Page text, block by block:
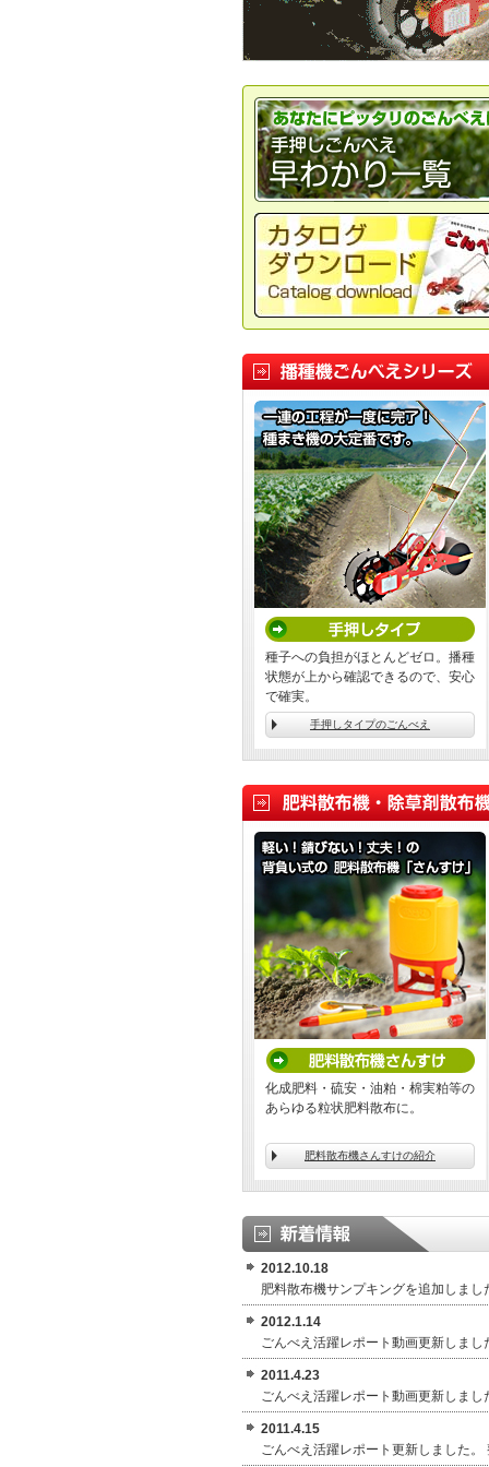
種子への負担がほとんどゼロ。播種
状態が上から確認できるので、安心
で確実。
手押しタイプのごんべえ
化成肥料・硫安・油粕・棉実粕等の
あらゆる粒状肥料散布に。
肥料散布機さんすけの紹介
2012.10.18
肥料散布機サンプキングを追加しまし
2012.1.14
ごんべえ活躍レポート動画更新しま
2011.4.23
ごんべえ活躍レポート動画更新しま
2011.4.15
ごんべえ活躍レポート更新しました。